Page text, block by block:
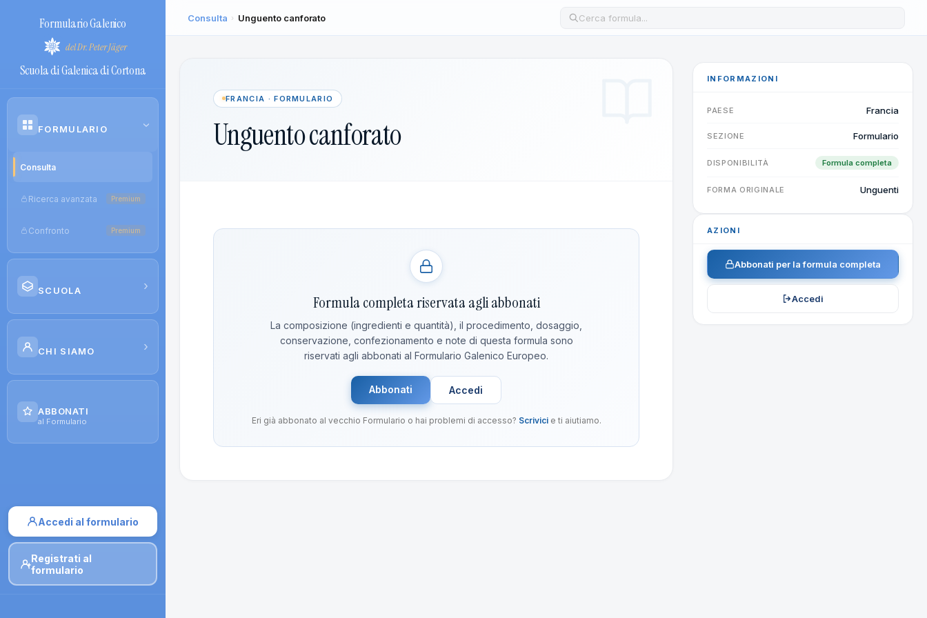
Formulario Galenico
del Dr. Peter Jäger
Scuola di Galenica di Cortona
FORMULARIO ›
Consulta
Ricerca avanzata Premium
Confronto Premium
SCUOLA ›
Corsi
Moduli di iscrizione
CHI SIAMO ›
Contatti
ABBONATI
al Formulario
Accedi al formulario
Registrati al
formulario
Consulta › Unguento canforato Cerca una formula nel database
FRANCIA · FORMULARIO
Unguento canforato
Formula completa riservata agli abbonati
La composizione (ingredienti e quantità), il procedimento, dosaggio,
conservazione, confezionamento e note di questa formula sono
riservati agli abbonati al Formulario Galenico Europeo.
Abbonati Accedi
Eri già abbonato al vecchio Formulario o hai problemi di accesso? Scrivicie ti aiutiamo.
INFORMAZIONI
PAESE Francia
SEZIONE Formulario
DISPONIBILITÀ Formula completa
FORMA ORIGINALE Unguenti
AZIONI
Abbonati per la formula completa
Accedi